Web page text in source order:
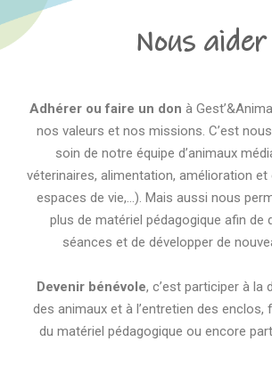
Nous aider
Adhérer ou faire un don à
nos valeurs et nos missions. C’est
soin de notre équipe d’animaux
véterinaires, alimentation, amélioration et
espaces de vie,…). Mais aussi nous
plus de matériel pédagogique afin de
séances et de développer de
Devenir bénévole, c’est participer à la
des animaux et à l’entretien des enclos,
du matériel pédagogique ou encore